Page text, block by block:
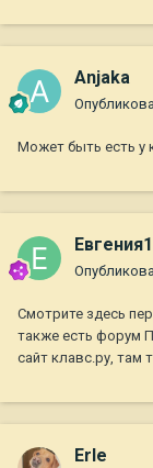
Anjaka
Может быть есть у
Смотрите здесь
также есть форум
сайт клавс.ру, там
Erle